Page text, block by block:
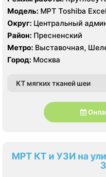
Модель: МРТ Toshiba
AQUILION RXL 16 срезов
Округ: Центральный
Район: Пресненский
Метро: Выставочная,
Город: Москва
КТ мягких тканей шеи
МРТ КТ и УЗИ на